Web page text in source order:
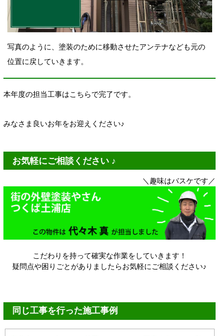
写真のように、塗装のために移動させたアンテナなども元の
位置に戻していきます。
本年度の担当工事はこちらで完了です。
みなさま良いお年をお迎えください♪
お気軽にご相談ください ♪
＼趣味はバスケです／
こだわりを持って確実な作業をしていきます！
疑問点や困りごとがありましたらお気軽にご相談ください♪
同じ工事を行った施工事例